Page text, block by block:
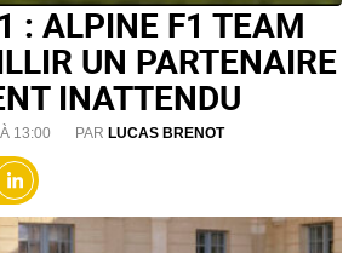
: ALPINE F1 TEAM
UN PARTENAIRE
INATTENDU
13:00 PAR LUCAS BRENOT